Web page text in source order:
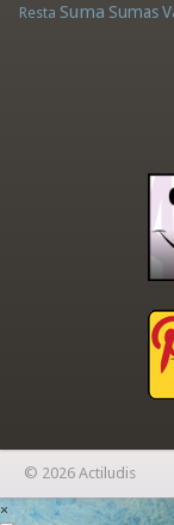
Resta Suma Sumas
© 2026 Actiludis
×